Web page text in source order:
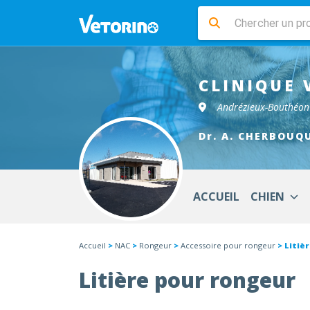
CLINIQUE
Andrézieux-
Dr. A.
ACCUEIL CHIEN
Accueil > NAC > Rongeur > Accessoire pour rongeur >
Litière pour rongeur